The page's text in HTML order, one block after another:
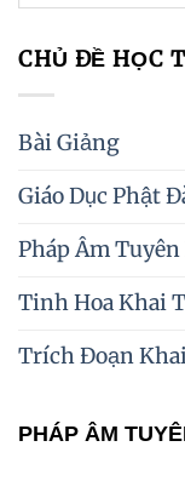
CHỦ ĐỀ HỌC
Bài Giảng
Giáo Dục Phật
Pháp Âm
Tinh Hoa Khai
Trích Đoạn
PHÁP ÂM